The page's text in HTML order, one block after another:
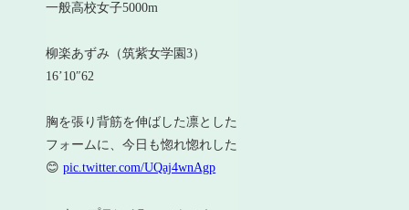
一般高校女子5000m
柳楽あずみ（筑紫女学園3）
16’10″62
胸を張り背筋を伸ばした凛とした
フォームに、今日も惚れ惚れした
😊pic.twitter.com/UQaj4wnAgp